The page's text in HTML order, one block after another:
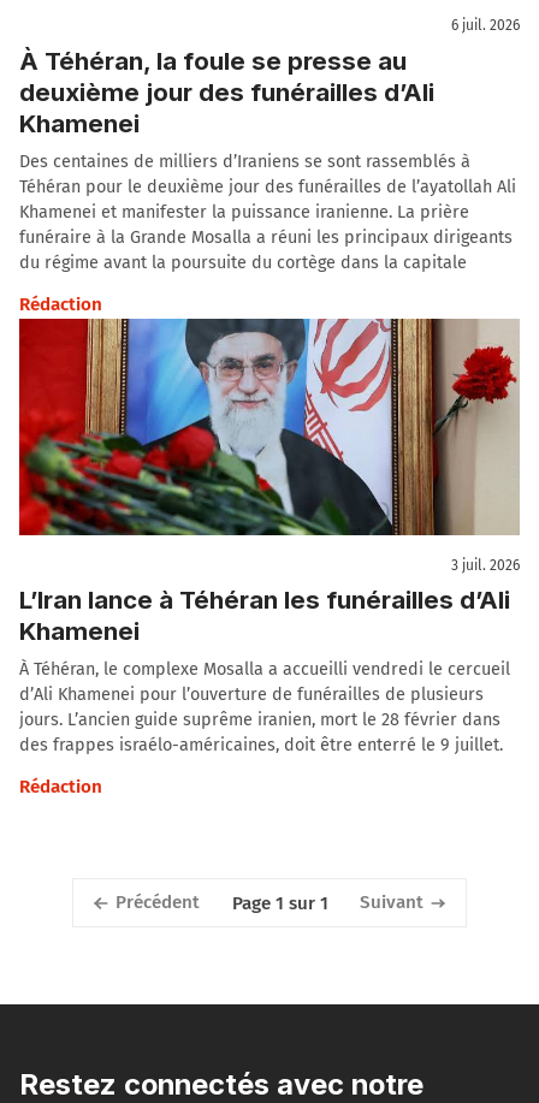
6 juil. 2026
À Téhéran, la foule se presse au
deuxième jour des funérailles d’Ali
Khamenei
Des centaines de milliers d’Iraniens se sont rassemblés à
Téhéran pour le deuxième jour des funérailles de l’ayatollah Ali
Khamenei et manifester la puissance iranienne. La prière
funéraire à la Grande Mosalla a réuni les principaux dirigeants
du régime avant la poursuite du cortège dans la capitale
Rédaction
3 juil. 2026
L’Iran lance à Téhéran les funérailles d’Ali
Khamenei
À Téhéran, le complexe Mosalla a accueilli vendredi le cercueil
d’Ali Khamenei pour l’ouverture de funérailles de plusieurs
jours. L’ancien guide suprême iranien, mort le 28 février dans
des frappes israélo-américaines, doit être enterré le 9 juillet.
Rédaction
Précédent Page 1 sur 1 Suivant
Restez connectés avec notre